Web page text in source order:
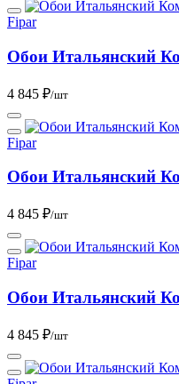
Fipar
Обои Итальянский
4 845 ₽/шт
Fipar
Обои Итальянский
4 845 ₽/шт
Fipar
Обои Итальянский
4 845 ₽/шт